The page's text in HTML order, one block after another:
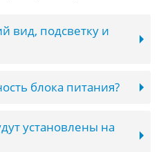
вид, подсветку и
блока питания?
установлены на